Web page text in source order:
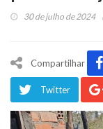
30 de julho de 2024
Compartilhar
Twitter